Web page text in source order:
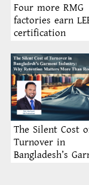
Four more RMG
factories earn
certification
The Silent Cost
Turnover in
Bangladesh’s